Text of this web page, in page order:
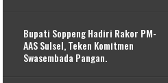
Bupati Soppeng Hadiri Rakor PM-
AAS Sulsel, Teken Komitmen
Swasembada Pangan.